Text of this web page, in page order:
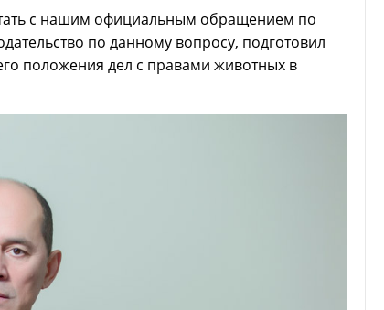
с нашим официальным обращением по
по данному вопросу, подготовил
положения дел с правами животных в